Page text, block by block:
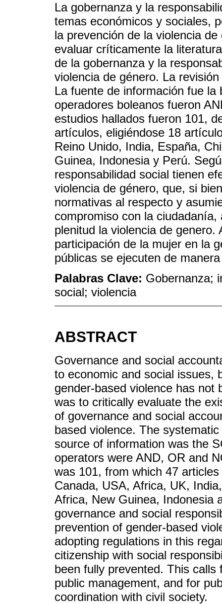
La gobernanza y la
temas económicos y sociales,
la prevención de la violencia
evaluar críticamente la
de la gobernanza y la
violencia de género. La
La fuente de información fue
operadores boleanos fueron
estudios hallados fueron 101,
artículos, eligiéndose 18
Reino Unido, India, España,
Guinea, Indonesia y Perú.
responsabilidad social tienen
violencia de género, que, si
normativas al respecto y
compromiso con la
plenitud la violencia de
participación de la mujer en la
públicas se ejecuten de
Palabras Clave: Gobernanza;
social; violencia
ABSTRACT
Governance and social
to economic and social issues,
gender-based violence has not
was to critically evaluate the
of governance and social
based violence. The
source of information was the
operators were AND, OR and
was 101, from which 47
Canada, USA, Africa, UK,
Africa, New Guinea, Indonesia
governance and social
prevention of gender-based
adopting regulations in this
citizenship with social
been fully prevented. This
public management, and for
coordination with civil society.